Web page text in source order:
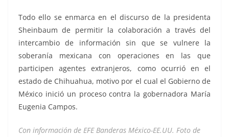
Todo ello se enmarca en el discurso de la presidenta
Sheinbaum de permitir la colaboración a través del
intercambio de información sin que se vulnere la
soberanía mexicana con operaciones en las que
participen agentes extranjeros, como ocurrió en el
estado de Chihuahua, motivo por el cual el Gobierno de
México inició un proceso contra la gobernadora María
Eugenia Campos.
Con información de EFE Banderas México-EE.UU. Foto de